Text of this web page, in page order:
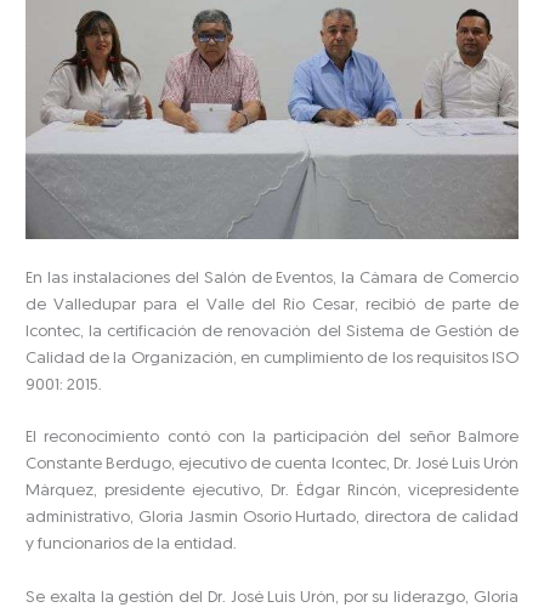
En las instalaciones del Salón de Eventos, la Cámara de Comercio
de Valledupar para el Valle del Río Cesar, recibió de parte de
Icontec, la certificación de renovación del Sistema de Gestión de
Calidad de la Organización, en cumplimiento de los requisitos ISO
9001: 2015.
El reconocimiento contó con la participación del señor Balmore
Constante Berdugo, ejecutivo de cuenta Icontec, Dr. José Luis Urón
Márquez, presidente ejecutivo, Dr. Édgar Rincón, vicepresidente
administrativo, Gloria Jasmín Osorio Hurtado, directora de calidad
y funcionarios de la entidad.
Se exalta la gestión del Dr. José Luis Urón, por su liderazgo, Gloria